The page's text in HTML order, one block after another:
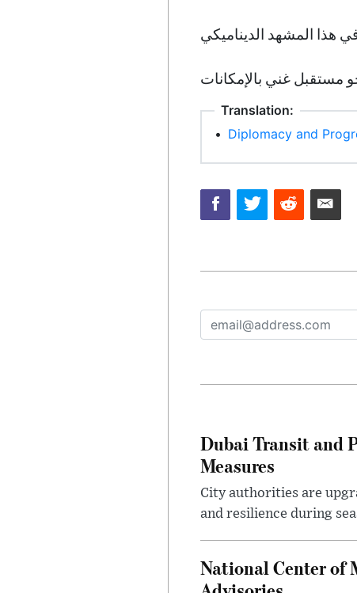
Translation:
• Diplomacy and
Dubai Transit and
Measures
City authorities are
and resilience during
National Center of